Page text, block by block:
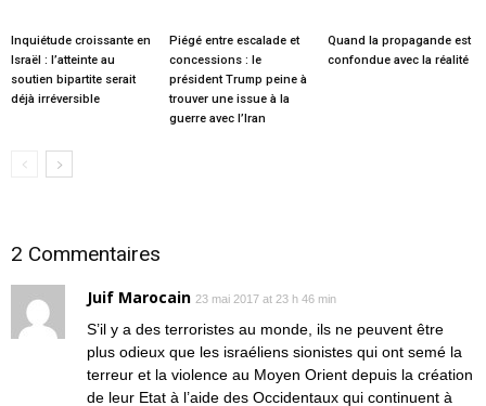
Inquiétude croissante en
Israël : l’atteinte au
soutien bipartite serait
déjà irréversible
Piégé entre escalade et
concessions : le
président Trump peine à
trouver une issue à la
guerre avec l’Iran
Quand la propagande est
confondue avec la réalité
2 Commentaires
Juif Marocain 23 mai 2017 at 23 h 46 min
S’il y a des terroristes au monde, ils ne peuvent être
plus odieux que les israéliens sionistes qui ont semé la
terreur et la violence au Moyen Orient depuis la création
de leur Etat à l’aide des Occidentaux qui continuent à